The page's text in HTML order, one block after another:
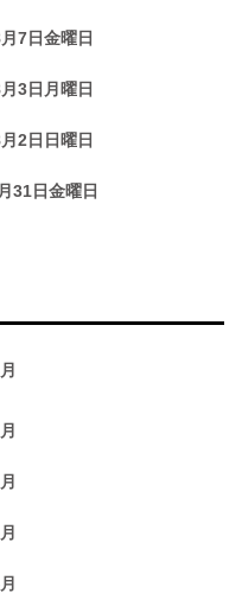
7日金曜日
3日月曜日
2日日曜日
31日金曜日